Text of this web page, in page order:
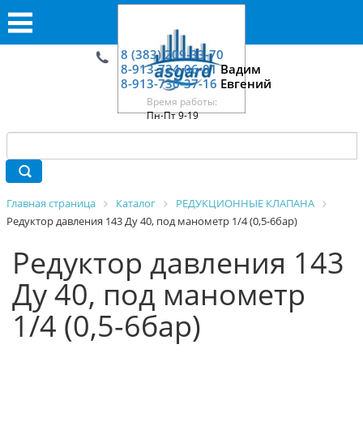
8 (383) 209-33-70
8-913-724-06-01Вадим
8-913-730-37-16 Евгений
Время работы:
Пн-Пт 9-19
Главная страница Каталог
РЕДУКЦИОННЫЕ КЛАПАНА
Редуктор давления 143 Ду 40, под манометр 1/4 (0,5-6бар)
Редуктор давления 143
Ду 40, под манометр
1/4 (0,5-6бар)